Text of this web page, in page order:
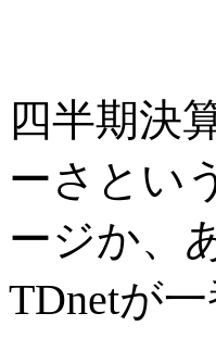
四半期決
ーさとい
ージか、
TDnetが一